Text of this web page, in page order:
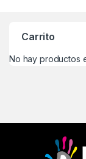
Carrito
No hay productos